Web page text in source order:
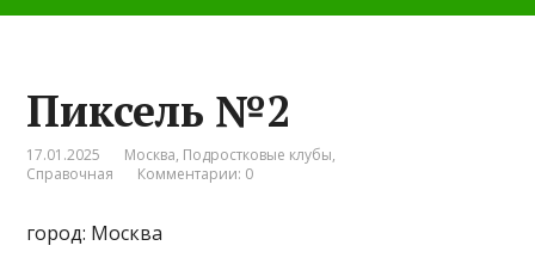
Пиксель №2
17.01.2025 Москва, Подростковые клубы,
Справочная
Комментарии: 0
город: Москва